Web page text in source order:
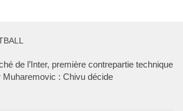
de l’Inter, première contrepartie technique
Muharemovic : Chivu décide